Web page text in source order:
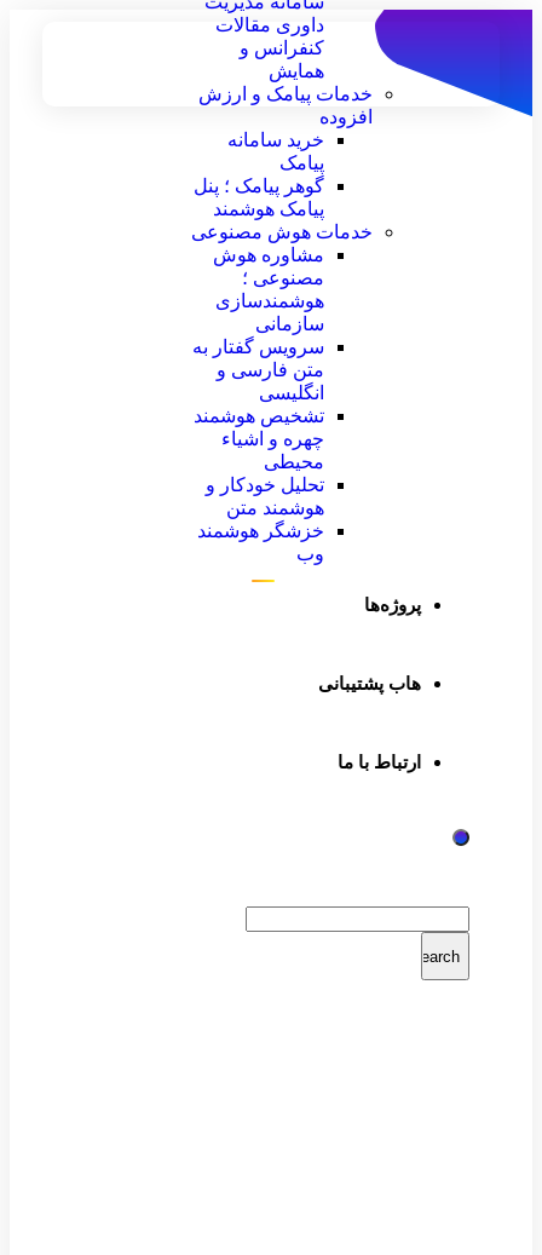
داوری مقالات
کنفرانس و
همایش
خدمات پیامک و ارزش
افزوده
خرید سامانه
پیامک
گوهر پیامک ؛ پنل
پیامک هوشمند
خدمات هوش مصنوعی
مشاوره هوش
مصنوعی ؛
هوشمندسازی
سازمانی
سرویس گفتار به
متن فارسی و
انگلیسی
تشخیص هوشمند
چهره و اشیاء
محیطی
تحلیل خودکار و
هوشمند متن
خزشگر هوشمند
وب
پروژه‌ها
هاب پشتیبانی
ارتباط با ما